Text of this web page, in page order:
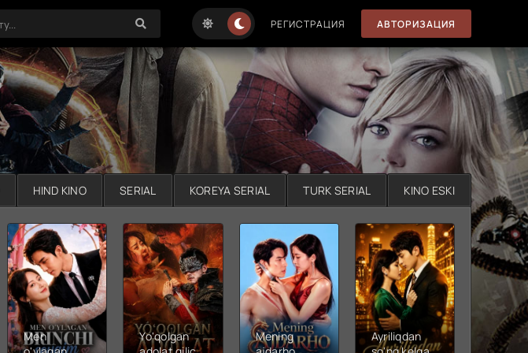
РЕГИСТРАЦИЯ АВТОРИЗАЦИЯ
HIND KINO SERIAL KOREYA SERIAL TURK SERIAL KINO ESKI
Men
Yo'qolgan
Mening
Ayriliqdan